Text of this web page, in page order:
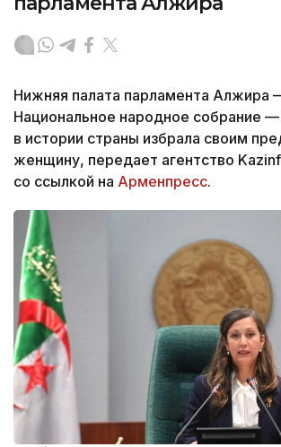
Нижняя палата парламента Алжира
Национальное народное собрание
в истории страны избрала своим
женщину, передает агентство
со ссылкой на Арменпресс.